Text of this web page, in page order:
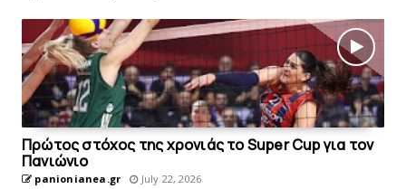
Πρώτος στόχος της χρονιάς το Super Cup για τον
Πανιώνιο
panionianea.gr July 22, 2026